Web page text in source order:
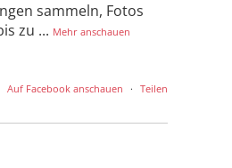
sammeln, Fotos
zu ... Mehr anschauen
Auf Facebook anschauen · Teilen